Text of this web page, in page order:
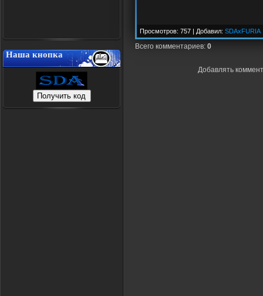
Наша кнопка
Просмотров: 757 | Добавил: SDAxFURIA
Всего комментариев: 0
Добавлять